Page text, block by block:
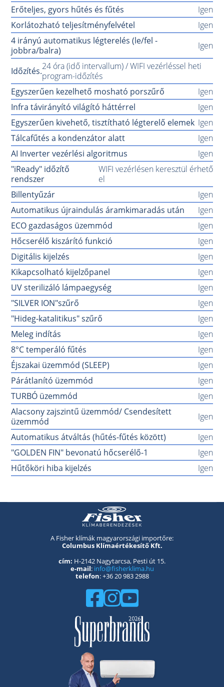
Erőteljes, gyors hűtés és fűtés
Igen
Korlátozható teljesítményfelvétel
Igen
4 irányú automatikus légterelés (le/fel -
jobbra/balra)
Igen
Időzítés.24 óra (idő intervallum) / WIFI vezérléssel heti
program-időzítés
Egyszerűen kezelhető mosható porszűrő
Igen
Infra távirányító világító háttérrel
Igen
Egyszerűen kivehető, tisztítható légterelő elemek Igen
Tálcafűtés a kondenzátor alatt
Igen
AI Inverter vezérlési algoritmus
Igen
"iReady" időzítő
rendszer
WIFI vezérlésen keresztül érhető
el
Billentyűzár
Igen
Automatikus újraindulás áramkimaradás után
Igen
ECO gazdaságos üzemmód
Igen
Hőcserélő kiszárító funkció
Igen
Digitális kijelzés
Igen
Kikapcsolható kijelzőpanel
Igen
UV sterilizáló lámpaegység
Igen
"SILVER ION"szűrő
Igen
"Hideg-katalitikus" szűrő
Igen
Meleg indítás
Igen
8°C temperáló fűtés
Igen
Éjszakai üzemmód (SLEEP)
Igen
Párátlanító üzemmód
Igen
TURBÓ üzemmód
Igen
Alacsony zajszintű üzemmód/ Csendesített
üzemmód
Igen
Automatikus átváltás (hűtés-fűtés között)
Igen
"GOLDEN FIN" bevonatú hőcserélő-1
Igen
Hűtőköri hiba kijelzés
Igen
A Fisher klímák magyarországi importőre:
Columbus Klímaértékesítő Kft.
cím: H-2142 Nagytarcsa, Pesti út 15.
e-mail: info@fisherklima.hu
telefon: +36 20 983 2988